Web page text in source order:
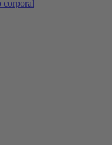
corporal